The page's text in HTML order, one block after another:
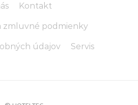
Kontakt
zmluvné podmienky
údajov Servis